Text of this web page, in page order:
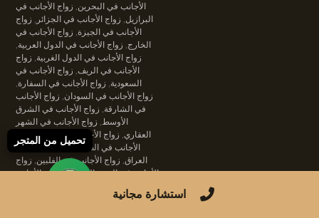
الأجانب في البحرين, زواج الأجانب في
البرازيل, زواج الأجانب في الجزائر , زواج
الأجانب في الجيزة, زواج الأجانب في
الخارج, زواج الأجانب في الدول العربية,
زواج الأجانب في الدول الغربية, زواج
الأجانب في الريف, زواج الأجانب في
السعودية, زواج الأجانب في السفارة,
زواج الأجانب في السودان, زواج الأجانب
في الشارقة, زواج الأجانب في الشرق
الأوسط, زواج الأجانب في الشهر
العقاري, زواج الأجانب في الصعيد,
الأجانب في الصين
,زواج الأجانب في
العراق, زواج الأجانب في الفلبين, زواج
الأجانب في القرى السياحية,زواج الأجانب
زواج الأجانب في المحاكم
استشارة مجانية
تحميل من المتجر